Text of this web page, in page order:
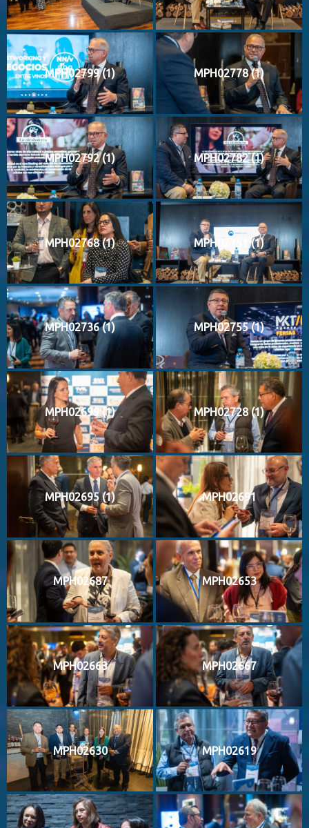
MPH02799 (1) MPH02778 (1)
MPH02792 (1) MPH02782 (1)
MPH02768 (1) MPH02751 (1)
MPH02736 (1) MPH02755 (1)
MPH02699 (1) MPH02728 (1)
MPH02695 (1) MPH02691
MPH02687 MPH02653
MPH02663 MPH02667
MPH02630 MPH02619